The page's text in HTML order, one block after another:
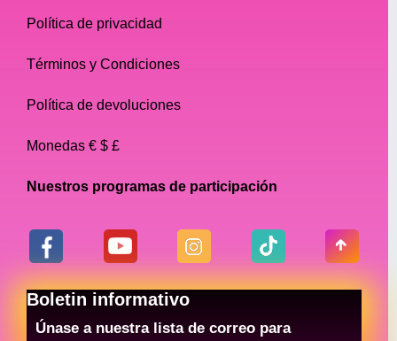
Política de privacidad
Términos y Condiciones
Política de devoluciones
Monedas € $ £
Nuestros programas de participación
Boletin informativo
Únase a nuestra lista de correo para